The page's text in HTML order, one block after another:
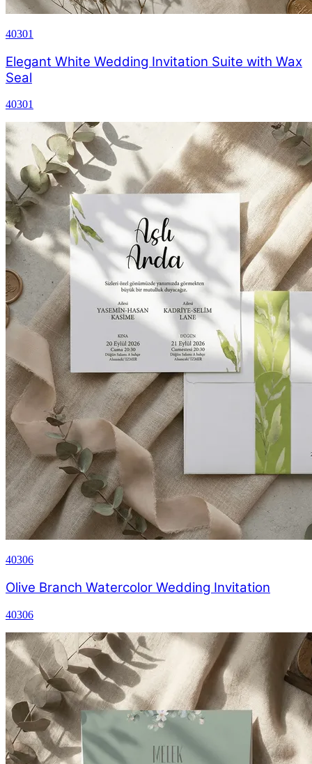
40301
Elegant White Wedding Invitation Suite with Wax
Seal
40301
40306
Olive Branch Watercolor Wedding Invitation
40306